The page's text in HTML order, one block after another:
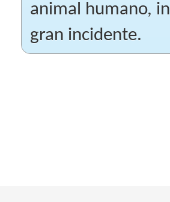
animal humano,
gran incidente.